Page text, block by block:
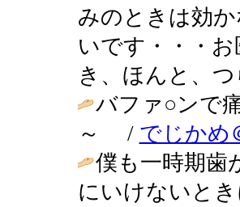
みのときは効
いです・・・
き、ほんと、
バファ○ンで
～ / でじかめ
僕も一時期歯
にいけないと